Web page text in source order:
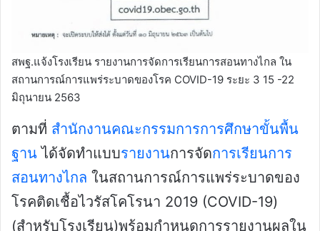
สพฐ.แจ้งโรงเรียน รายงานการจัดการเรียนการสอนทางไกล ใน
สถานการณ์การแพร่ระบาดของโรค COVID-19 ระยะ 3 15 -22
มิถุนายน 2563
ตามที่ สำนักงานคณะกรรมการการศึกษาขั้นพื้น
ฐาน ได้จัดทำแบบรายงานการจัดการเรียนการ
สอนทางไกล ในสถานการณ์การแพร่ระบาดของ
โรคติดเชื้อไวรัสโคโรนา 2019 (COVID-19)
(สำหรับโรงเรียน)พร้อมกำหนดการรายงานผลใน